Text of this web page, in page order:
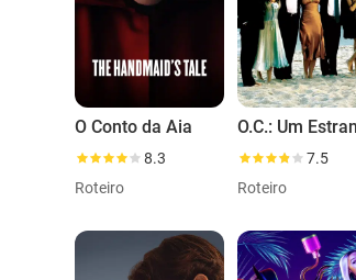
O Conto da Aia
8.3
Roteiro
7.5
Roteiro